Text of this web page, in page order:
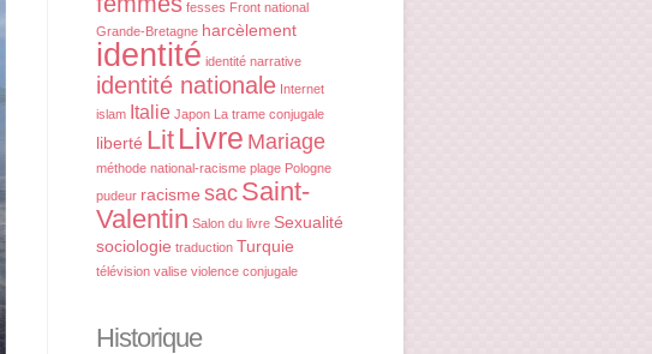
fesses Front national
Grande-Bretagne harcèlement
identité identité narrative
identité nationale Internet
islam Italie Japon La trame conjugale
liberté Lit Livre Mariage
méthode national-racisme plage Pologne
pudeur racisme sac Saint-
Valentin Salon du livre Sexualité
sociologie traduction Turquie
télévision valise violence conjugale
Historique